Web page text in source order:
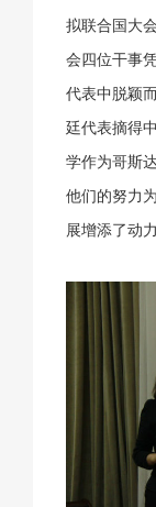
拟联合国大
会四位干事
代表中脱颖
廷代表摘得
学作为哥斯
他们的努力
展增添了动力